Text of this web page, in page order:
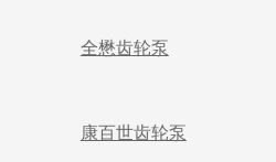
全懋齿轮泵
康百世齿轮泵